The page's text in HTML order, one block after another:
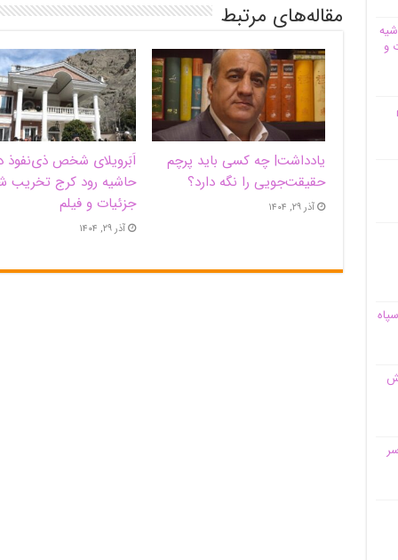
مقاله‌های مرتبط
یادداشت| ‌چه کسی باید پرچم
حقیقت‌جویی را نگه دارد؟
آذر ۲۹, ۱۴۰۴
اَبَر‌ویلای شخص ذی‌نفوذ
حاشیه‌ رود کرج تخریب
جزئیات و فیلم
آذر ۲۹, ۱۴۰۴
و